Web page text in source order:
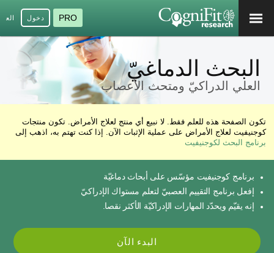
PRO دخول
البحث الدماغيّ
العلي الدراكيّ ومتحث الأعصاب
تكون الصفحة هذه للعلم فقط. لا نبيع أي منتج لعلاج الأمراض. تكون منتجات
كوجنيفيت لعلاج الأمراض على عملية الإثبات الآن. إذا كنت تهتم به، اذهب إلى
برنامج البحث لكوجنيفيت
برنامج كوجنيفيت مؤسّس على أبحاث دماغيّة
إفعل برنامج التقييم العصبيّ لتعلم مستواك الإدراكيّ
إنه يقيّم ويحدّد المهارات الإدراكيّة الأكثر نقصا.
البدء الآن